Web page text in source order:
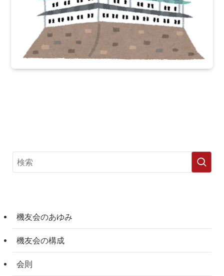
機友会のあゆみ
機友会の構成
会則